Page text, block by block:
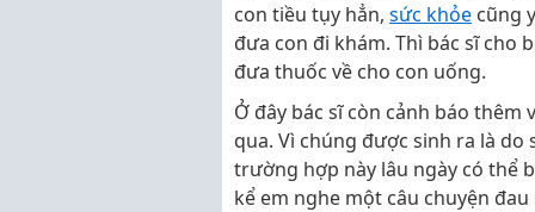
con tiều tụy hẳn, sức khỏe cũng
đưa con đi khám. Thì bác sĩ cho
đưa thuốc về cho con uống.
Ở đây bác sĩ còn cảnh báo
qua. Vì chúng được sinh ra là
trường hợp này lâu ngày có thể
kể em nghe một câu chuyện